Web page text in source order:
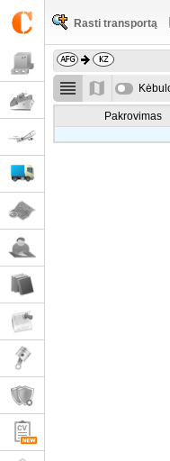
Rasti transportą
Pakrovimas